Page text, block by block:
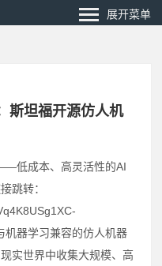
展开菜单
斯坦福开源仿人机
低成本、高灵活性的AI
跳转：
机器学习兼容的仿人机器
实世界中收集大规模、高